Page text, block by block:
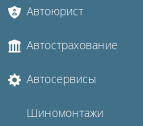
Автоюрист
Автострахование
Автосервисы
Шиномонтажи